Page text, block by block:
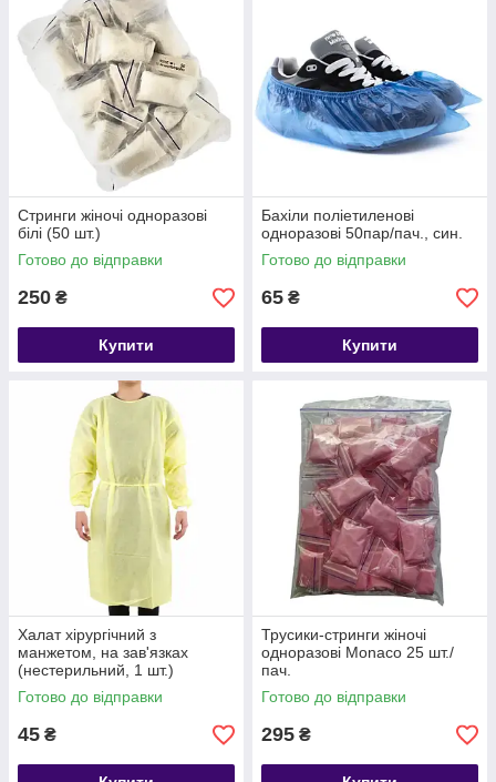
Стринги жіночі одноразові
білі (50 шт.)
Готово до відправки
250 ₴
Купити
Бахіли поліетиленові
одноразові 50пар/пач., син.
Готово до відправки
65 ₴
Купити
Халат хірургічний з
манжетом, на зав'язках
(нестерильний, 1 шт.)
Готово до відправки
45 ₴
Трусики-стринги жіночі
одноразові Monaco 25 шт./
пач.
Готово до відправки
295 ₴